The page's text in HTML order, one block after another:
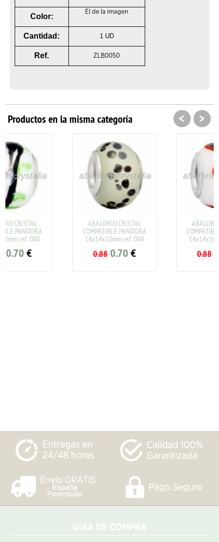
Color:
El de la imagen
Cantidad: 1 UD
Ref. ZLB0050
Productos en la misma categoría
ABALORIO CRISTAL
COMPATIBLE PANDORA
14x14x10mm ref: 084
ABALORIO CRISTAL
COMPATIBLE PANDORA
14x14x10mm ref: 114
< >
GUÍA DE COMPRA